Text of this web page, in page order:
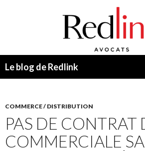
Le blog de Redlink
COMMERCE / DISTRIBUTION
PAS DE CONTRAT
COMMERCIALE